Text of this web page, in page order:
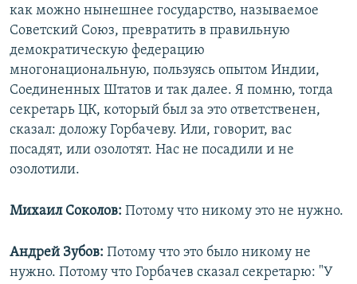
как можно нынешнее государство, называемое
Советский Союз, превратить в правильную
демократическую федерацию
многонациональную, пользуясь опытом Индии,
Соединенных Штатов и так далее. Я помню, тогда
секретарь ЦК, который был за это ответственен,
сказал: доложу Горбачеву. Или, говорит, вас
посадят, или озолотят. Нас не посадили и не
озолотили.
Михаил Соколов: Потому что никому это не нужно.
Андрей Зубов: Потому что это было никому не
нужно. Потому что Горбачев сказал секретарю: "У